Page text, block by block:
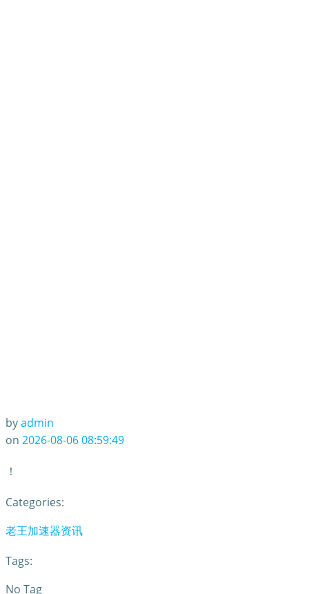
byadmin
on 2026-08-06 08:59:49
！
Categories:
老王加速器资讯
Tags:
No Tag